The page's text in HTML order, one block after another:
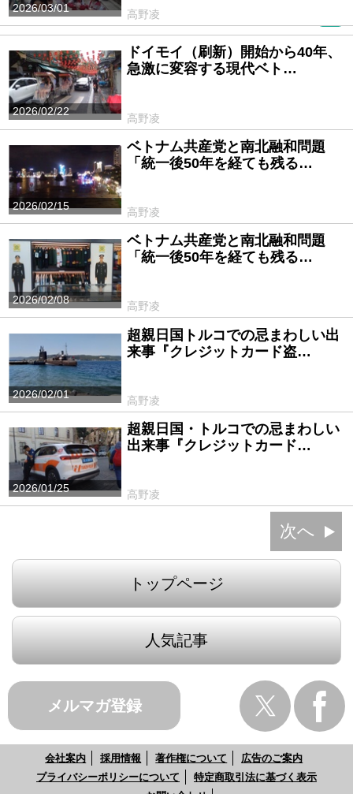
2026/03/01
高野凌
2026/02/22
ドイモイ（刷新）開始から40年、
急激に変容する現代ベト…
高野凌
2026/02/15
ベトナム共産党と南北融和問題
「統一後50年を経ても残る…
高野凌
2026/02/08
ベトナム共産党と南北融和問題
「統一後50年を経ても残る…
高野凌
2026/02/01
超親日国トルコでの忌まわしい出
来事『クレジットカード盗…
高野凌
2026/01/25
超親日国・トルコでの忌まわしい
出来事『クレジットカード…
高野凌
次へ
トップページ
人気記事
メルマガ登録
会社案内 採用情報 著作権について
広告のご案内
プライバシーポリシーについて
特定商取引法に基づく表示